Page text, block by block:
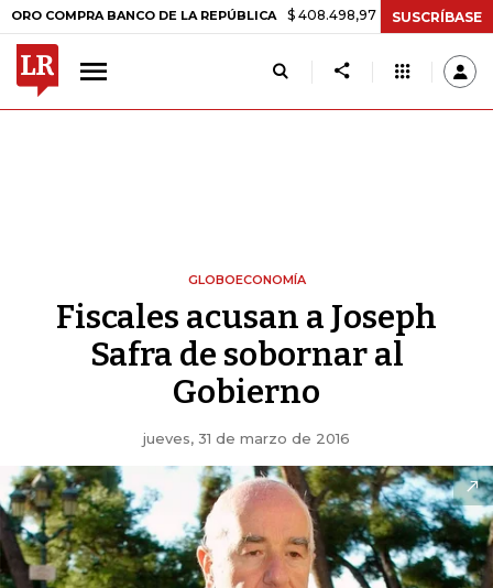
BANCO DE LA REPÚBLICA $ 408.498,97 +$ 8.753,81 +2,19%
SUSCRÍBASE
GLOBOECONOMÍA
Fiscales acusan a Joseph
Safra de sobornar al
Gobierno
jueves, 31 de marzo de 2016